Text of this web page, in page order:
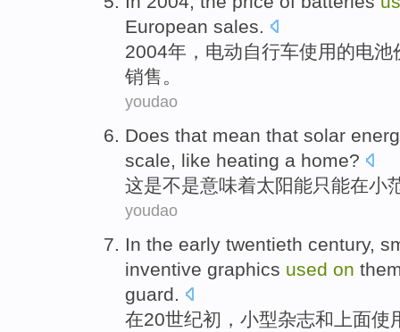
European sales.
2004年， 电动自行车使用的电池
销售。
youdao
Does that mean that solar
scale, like heating a home?
这是不是意味着太阳能只能在小
youdao
In the early twentieth century,
inventive graphics used on
guard.
在20世纪初 ， 小型杂志和 上面使